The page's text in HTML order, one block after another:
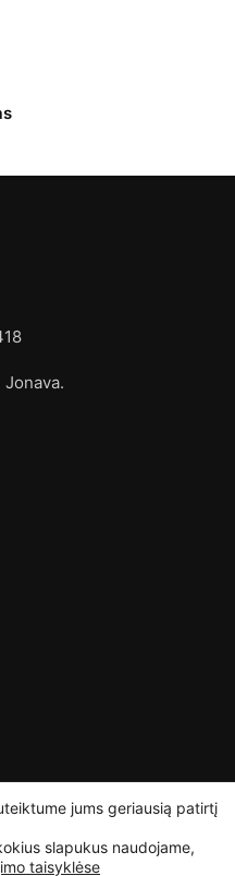
Jonava.
jums geriausią patirtį
slapukus naudojame,
taisyklėse